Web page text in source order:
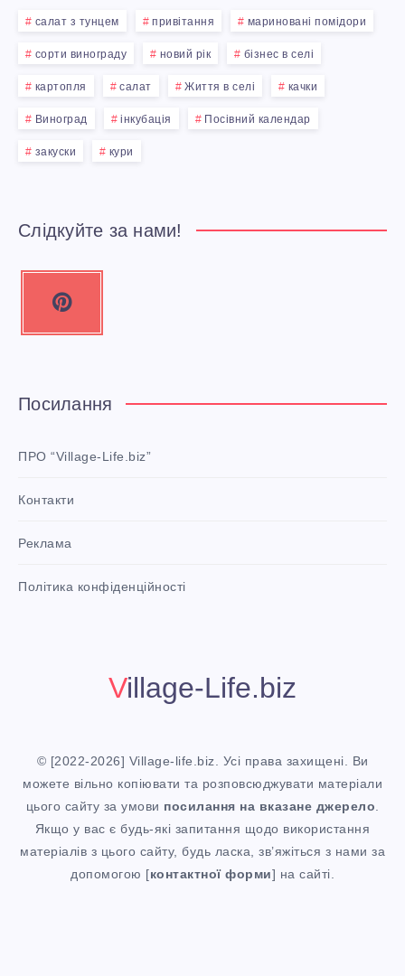
салат з тунцем привітання мариновані помідори
сорти винограду новий рік бізнес в селі
картопля салат Життя в селі качки
Виноград інкубація Посівний календар
закуски кури
Слідкуйте за нами!
e
e
i
i
t
Посилання
ПРО “Village-Life.biz”
Контакти
Реклама
Політика конфіденційності
Village-Life.biz
© [2022-2026] Village-life.biz. Усі права захищені. Ви
можете вільно копіювати та розповсюджувати матеріали
цього сайту за умови посилання на вказане джерело
Якщо у вас є будь-які запитання щодо використання
матеріалів з цього сайту, будь ласка, зв’яжіться з нами за
допомогою [контактної форми] на сайті.